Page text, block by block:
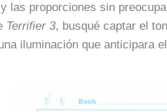
las proporciones sin
Terrifier 3, busqué captar el
iluminación que anticipara